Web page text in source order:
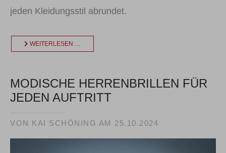
jeden Kleidungsstil abrundet.
WEITERLESEN …
MODISCHE HERRENBRILLEN FÜR
JEDEN AUFTRITT
VON KAI SCHÖNING AM 25.10.2024